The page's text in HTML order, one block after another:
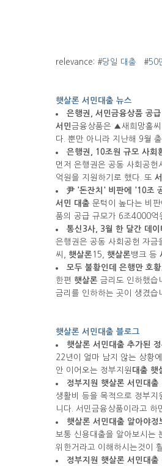
relevance: #당일 대출 #50
햇살론 서민대출 뉴스
은행권, 서민금융상품 공
서민금융상품은 ▲새희망홀
다. 뿐만 아니라 지난해 9월
은행권, 10조원 규모 사
먼저 은행권은 공동 사회공
억원을 지원하기로 했다. 또
尹 '돈잔치' 비판에 '10조
서민 대출 문턱이 높다는 비판
품의 공급 규모가 6조4000억
통신3사, 3월 한 달간 데
은행권은 공동 사회공헌 자
씨,
햇살론 15, 햇살론뱅크 등
모두 불황인데 은행만 호
한편 햇살론 금리도 인하했습
금리를 인하하는 곳이 생겼습
햇살론 서민대출 블로그
햇살론 서민대출 추가된
22년이 얼마 남지 않는 상황
안 이어오는 정부지원 대출 햇
정부지원 햇살론 서민대출
생활비 등을 목적으로 정부
니다. 서민금융상품이라고 하
햇살론 서민대출 알아야정
보통 신용대출을 알아보시는
위한거라고 이해하시는것이
정부지원 햇살론 서민대출